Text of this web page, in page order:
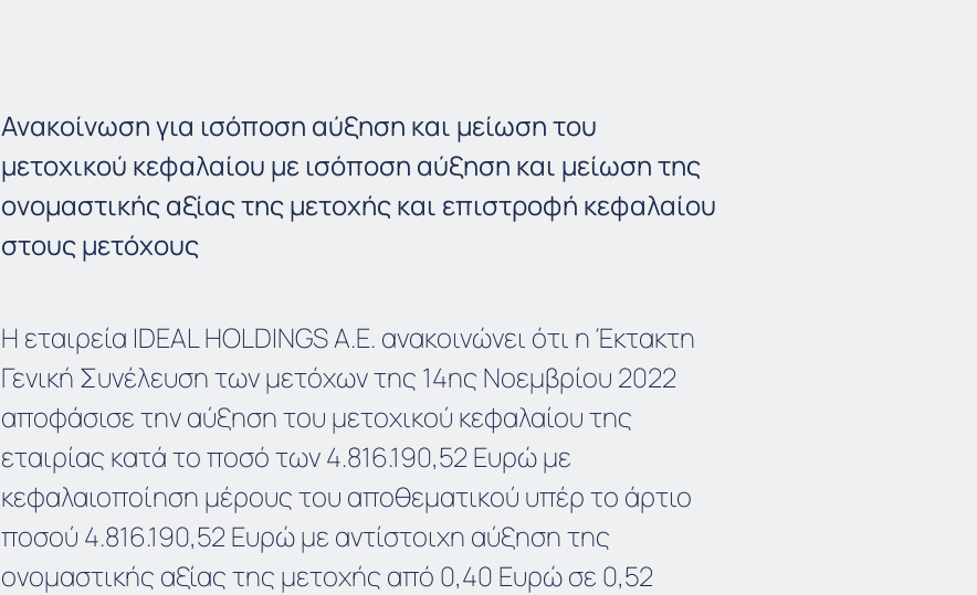
Ανακοίνωση για ισόποση αύξηση και μείωση του
μετοχικού κεφαλαίου με ισόποση αύξηση και μείωση της
ονομαστικής αξίας της μετοχής και επιστροφή κεφαλαίου
στους μετόχους
Η εταιρεία IDEAL HOLDINGS A.E. ανακοινώνει ότι η Έκτακτη
Γενική Συνέλευση των μετόχων της 14ης Νοεμβρίου 2022
αποφάσισε την αύξηση του μετοχικού κεφαλαίου της
εταιρίας κατά το ποσό των 4.816.190,52 Ευρώ με
κεφαλαιοποίηση μέρους του αποθεματικού υπέρ το άρτιο
ποσού 4.816.190,52 Ευρώ με αντίστοιχη αύξηση της
ονομαστικής αξίας της μετοχής από 0,40 Ευρώ σε 0,52